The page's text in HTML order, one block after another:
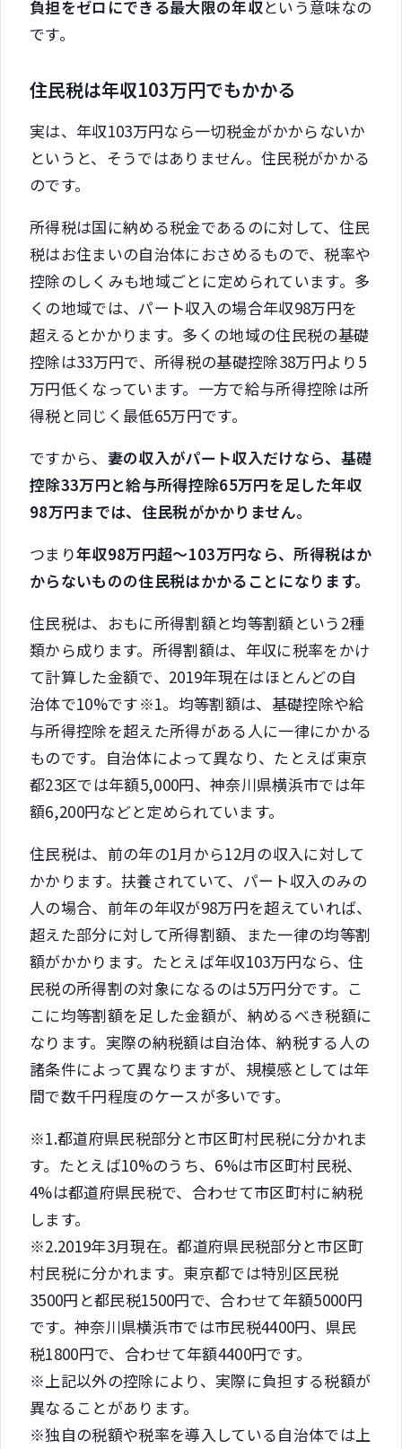
負担をゼロにできる最大限の年収という意味なの
です。
住民税は年収103万円でもかかる
実は、年収103万円なら一切税金がかからないか
というと、そうではありません。住民税がかかる
のです。
所得税は国に納める税金であるのに対して、住民
税はお住まいの自治体におさめるもので、税率や
控除のしくみも地域ごとに定められています。多
くの地域では、パート収入の場合年収98万円を
超えるとかかります。多くの地域の住民税の基礎
控除は33万円で、所得税の基礎控除38万円より5
万円低くなっています。一方で給与所得控除は所
得税と同じく最低65万円です。
ですから、 妻の収入がパート収入だけなら、基礎
控除33万円と給与所得控除65万円を足した年収
98万円までは、住民税がかかりません。
つまり年収98万円超～103万円なら、所得税はか
からないものの住民税はかかることになります。
住民税は、おもに所得割額と均等割額という2種
類から成ります。所得割額は、年収に税率をかけ
て計算した金額で、2019年現在はほとんどの自
治体で10%です※1。均等割額は、基礎控除や給
与所得控除を超えた所得がある人に一律にかかる
ものです。自治体によって異なり、たとえば東京
都23区では年額5,000円、神奈川県横浜市では年
額6,200円などと定められています。
住民税は、前の年の1月から12月の収入に対して
かかります。扶養されていて、パート収入のみの
人の場合、前年の年収が98万円を超えていれば、
超えた部分に対して所得割額、また一律の均等割
額がかかります。たとえば年収103万円なら、住
民税の所得割の対象になるのは5万円分です。こ
こに均等割額を足した金額が、納めるべき税額に
なります。実際の納税額は自治体、納税する人の
諸条件によって異なりますが、規模感としては年
間で数千円程度のケースが多いです。
※1.都道府県民税部分と市区町村民税に分かれま
す。たとえば10%のうち、6%は市区町村民税、
4%は都道府県民税で、合わせて市区町村に納税
します。
※2.2019年3月現在。都道府県民税部分と市区町
村民税に分かれます。東京都では特別区民税
3500円と都民税1500円で、合わせて年額5000円
です。神奈川県横浜市では市民税4400円、県民
税1800円で、合わせて年額4400円です。
※上記以外の控除により、実際に負担する税額が
異なることがあります。
※独自の税額や税率を導入している自治体では上